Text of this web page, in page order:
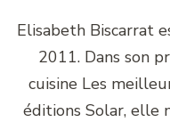
Elisabeth Biscarrat
2011. Dans son
cuisine Les
éditions Solar, elle